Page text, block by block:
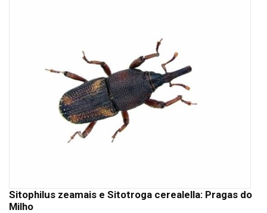
Sitophilus zeamais e Sitotroga cerealella: Pragas do
Milho